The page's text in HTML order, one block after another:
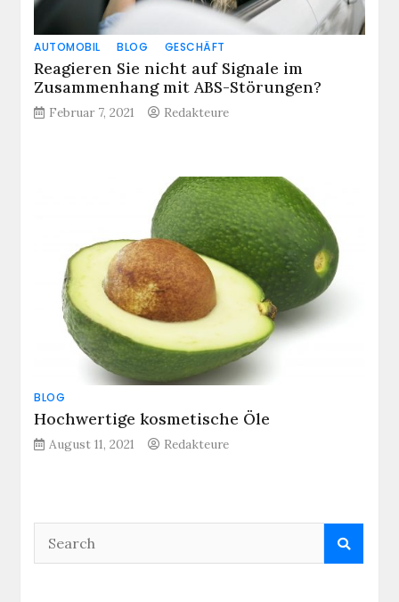
AUTOMOBIL BLOG GESCHÄFT
Reagieren Sie nicht auf Signale im
Zusammenhang mit ABS-Störungen?
Februar 7, 2021 Redakteure
BLOG
Hochwertige kosmetische Öle
August 11, 2021 Redakteure